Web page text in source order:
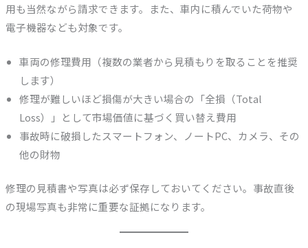
用も当然ながら請求できます。また、車内に積んでいた荷物や
電子機器なども対象です。
車両の修理費用（複数の業者から見積もりを取ることを推奨
します）
修理が難しいほど損傷が大きい場合の「全損（Total
Loss）」として市場価値に基づく買い替え費用
事故時に破損したスマートフォン、ノートPC、カメラ、その
他の財物
修理の見積書や写真は必ず保存しておいてください。事故直後
の現場写真も非常に重要な証拠になります。